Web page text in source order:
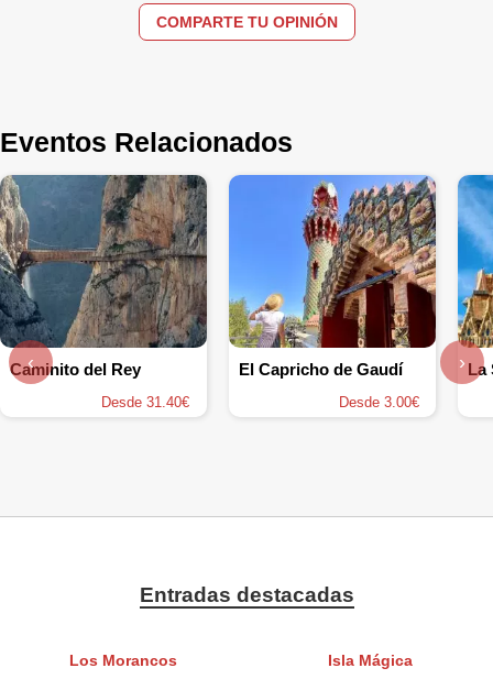
COMPARTE TU OPINIÓN
Eventos Relacionados
Caminito del Rey
Desde 31.40€
El Capricho de Gaudí
Desde 3.00€
La
‹ ›
Entradas destacadas
Los Morancos Isla Mágica